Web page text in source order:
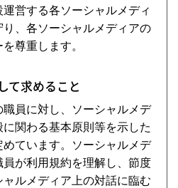
営する各ソーシャルメディ
り、各ソーシャルメディアの
尊重します。
て求めること
員に対し、ソーシャルメデ
関わる基本原則等を示した
めています。ソーシャルメデ
員が利用規約を理解し、節度
ルメディア上の対話に臨む